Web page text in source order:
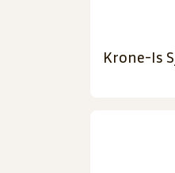
Krone-Is